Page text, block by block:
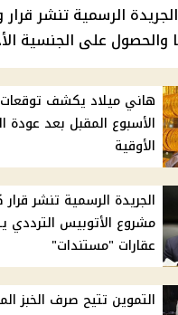
الرسمية تنشر قرار
هاني ميلاد يكشف
الأسبوع المقبل بعد
الأوقية
الجريدة الرسمية تنشر
مشروع الأتوبيس الترددي
عقارات "مستندات"
التموين تتيح صرف الخبز